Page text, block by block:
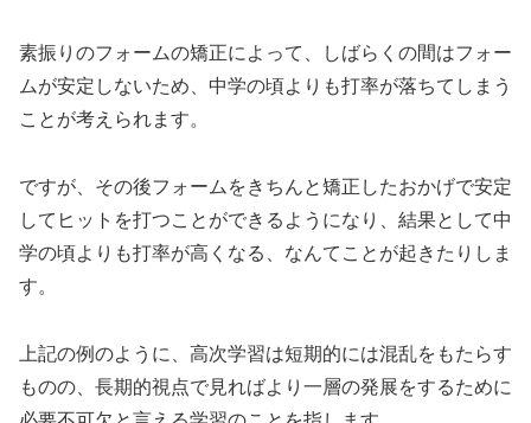
素振りのフォームの矯正によって、しばらくの間はフォー
ムが安定しないため、中学の頃よりも打率が落ちてしまう
ことが考えられます。
ですが、その後フォームをきちんと矯正したおかげで安定
してヒットを打つことができるようになり、結果として中
学の頃よりも打率が高くなる、なんてことが起きたりしま
す。
上記の例のように、高次学習は短期的には混乱をもたらす
ものの、長期的視点で見ればより一層の発展をするために